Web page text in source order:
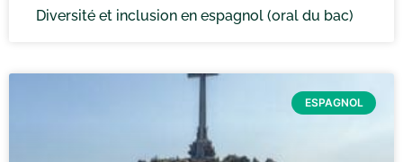
Diversité et inclusion en espagnol (oral du bac)
ESPAGNOL